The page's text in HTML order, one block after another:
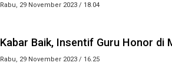
Rabu, 29 November 2023 / 18.04
Kabar Baik, Insentif Guru Honor di
Rabu, 29 November 2023 / 16.25